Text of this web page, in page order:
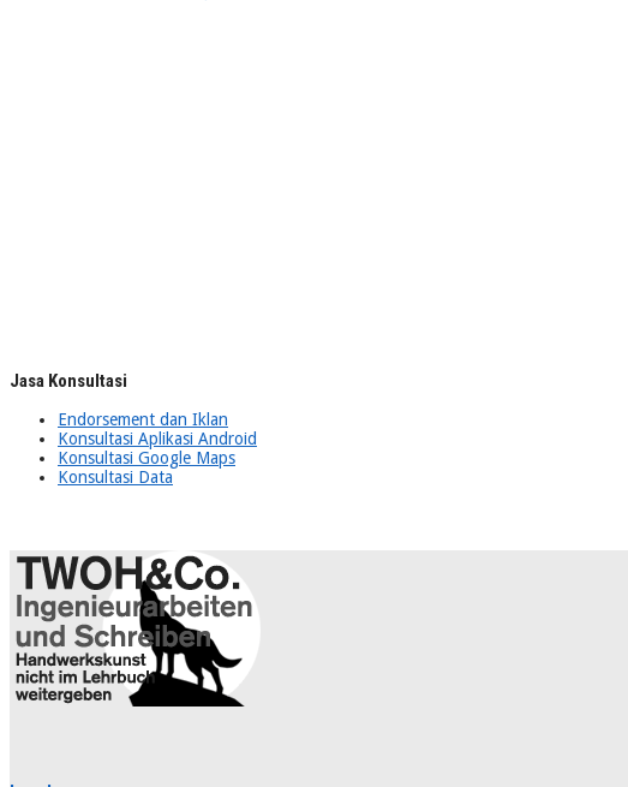
Jasa Konsultasi
Endorsement dan Iklan
Konsultasi Aplikasi Android
Konsultasi Google Maps
Konsultasi Data